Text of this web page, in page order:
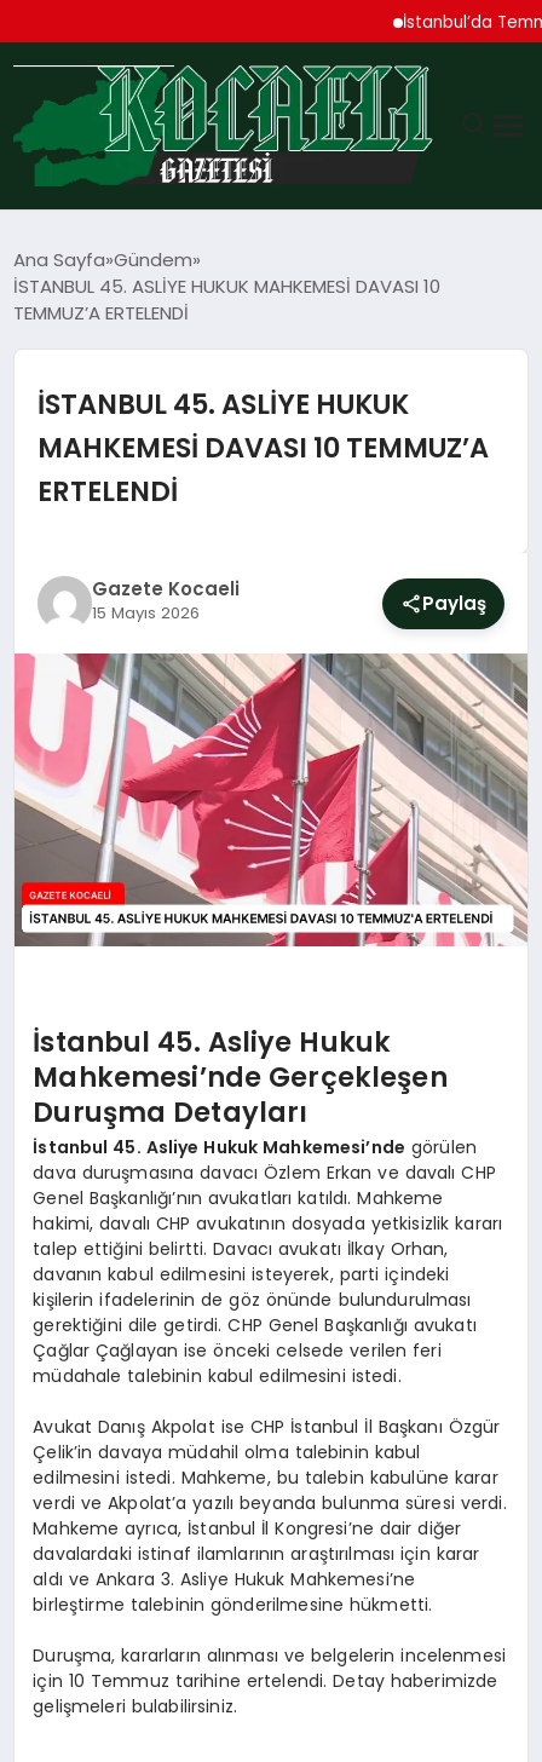
İstanbul’da Temmuz
TEKNOLOJI
MAGAZIN
YAŞAM
DÜNYA
SAĞLIK
EĞITIM
Ana Sayfa Gündem
İSTANBUL 45. ASLİYE HUKUK MAHKEMESİ DAVASI 10
TEMMUZ’A ERTELENDİ
İSTANBUL 45. ASLİYE HUKUK
MAHKEMESİ DAVASI 10 TEMMUZ’A
ERTELENDİ
Gazete Kocaeli
15 Mayıs 2026 Paylaş
İstanbul 45. Asliye Hukuk
Mahkemesi’nde Gerçekleşen
Duruşma Detayları
İstanbul 45. Asliye Hukuk Mahkemesi’nde görülen
dava duruşmasına davacı Özlem Erkan ve davalı CHP
Genel Başkanlığı’nın avukatları katıldı. Mahkeme
hakimi, davalı CHP avukatının dosyada yetkisizlik kararı
talep ettiğini belirtti. Davacı avukatı İlkay Orhan,
davanın kabul edilmesini isteyerek, parti içindeki
kişilerin ifadelerinin de göz önünde bulundurulması
gerektiğini dile getirdi. CHP Genel Başkanlığı avukatı
Çağlar Çağlayan ise önceki celsede verilen feri
müdahale talebinin kabul edilmesini istedi.
Avukat Danış Akpolat ise CHP İstanbul İl Başkanı Özgür
Çelik’in davaya müdahil olma talebinin kabul
edilmesini istedi. Mahkeme, bu talebin kabulüne karar
verdi ve Akpolat’a yazılı beyanda bulunma süresi verdi.
Mahkeme ayrıca, İstanbul İl Kongresi’ne dair diğer
davalardaki istinaf ilamlarının araştırılması için karar
aldı ve Ankara 3. Asliye Hukuk Mahkemesi’ne
birleştirme talebinin gönderilmesine hükmetti.
Duruşma, kararların alınması ve belgelerin incelenmesi
için 10 Temmuz tarihine ertelendi. Detay haberimizde
gelişmeleri bulabilirsiniz.